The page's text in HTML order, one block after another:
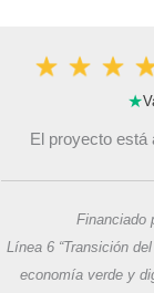
★
El proyecto está
Financiado
Línea 6 “Transición
economía verde y